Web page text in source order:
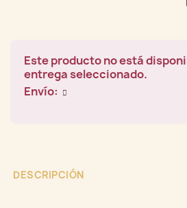
Este producto no está
entrega seleccionado.
Envío:
DESCRIPCIÓN